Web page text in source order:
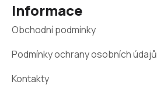
Informace
Obchodní podmínky
Podmínky ochrany osobních údajů
Kontakty